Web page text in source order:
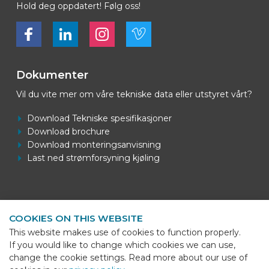
Hold deg oppdatert! Følg oss!
Bekijk ons op FacebookBekijk ons op LinkedInBekijk ons op LinkedInBekijk ons op Vimeo
Dokumenter
Vil du vite mer om våre tekniske data eller utstyret vårt?
Download Tekniske spesifikasjoner
Download brochure
Download monteringsanvisning
Last ned strømforsyning kjøling
BEKS Systems
Meerheide 58
5521 DZ Eersel
COOKIES ON THIS WEBSITE
This website makes use of cookies to function properly.
If you would like to change which cookies we can use,
change the cookie settings. Read more about our use of